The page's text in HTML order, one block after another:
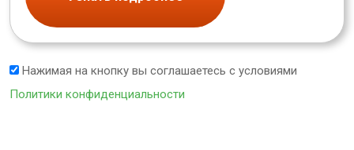
Нажимая на кнопку вы соглашаетесь с условиями
Политики конфиденциальности